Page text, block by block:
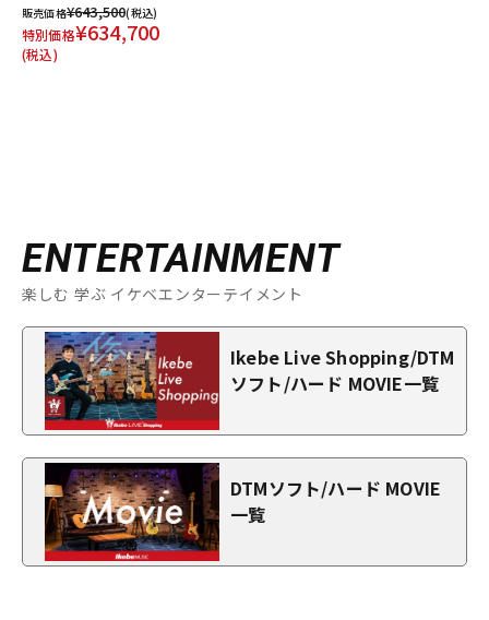
特別価格
¥634,700
販売価格¥643,500(税込)
特別価格¥634,700
(税込)
ENTERTAINMENT
楽しむ 学ぶ イケベエンターテイメント
Ikebe Live Shopping/DTM
ソフト/ハード MOVIE一覧
DTMソフト/ハード MOVIE
一覧